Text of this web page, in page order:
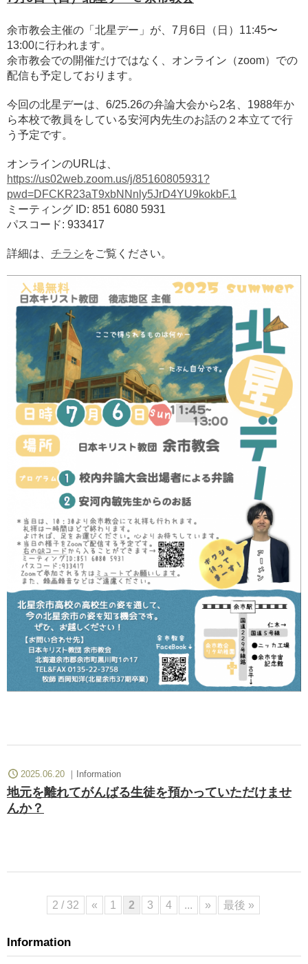
余市教会主催の「北星デー」が、7月6日（日）11:45〜
13:00に行われます。
余市教会での開催だけではなく、オンライン（zoom）での
配信も予定しております。
今回の北星デーは、6/25.26の弁論大会から2名、1988年か
ら本校で教員をしている安河内先生のお話の２本立てで行
う予定です。
オンラインのURLは、
https://us02web.zoom.us/j/85160805931?
pwd=DFCKR23aT9xbNNnly5JrD4YU9kokbF.1
ミーティング ID: 851 6080 5931
パスコード: 933417
詳細は、 チラシをご覧ください。
2025.06.20 Information
地元を離れてがんばる生徒を預かっていただけませ
んか？
2 / 32 « 1 2 3 4 ... » 最後 »
Information